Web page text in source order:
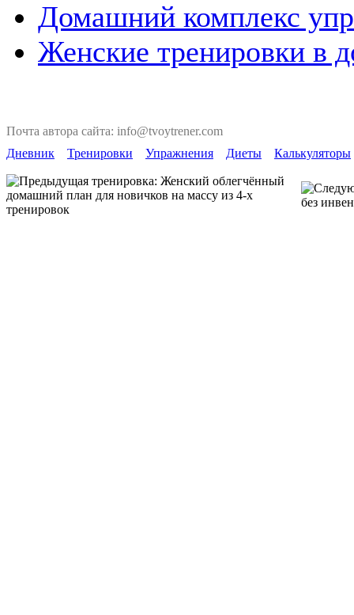
Домашний комплекс
Женские тренировки в
Почта автора сайта: info@tvoytrener.com
Дневник
Тренировки Упражнения Диеты Калькуляторы